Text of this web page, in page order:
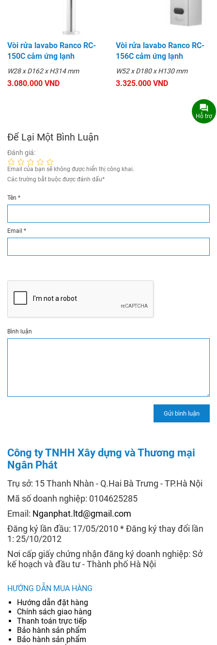
Vòi rửa lavabo Ranco RC-
150C cảm ứng lạnh
W28 x D162 x H314 mm
3.080.000 VND
Vòi rửa lavabo Ranco RC-
156C cảm ứng lạnh
W52 x D180 x H130 mm
3.325.000 VND
Để Lại Một Bình Luận
Đánh giá:
Email của bạn sẽ không được hiển thị công khai.
Các trường bắt buộc được đánh dấu*
Tên *
Email *
Bình luận
Công ty TNHH Xây dựng và Thương mại
Ngân Phát
Trụ sở: 15 Thanh Nhàn - Q.Hai Bà Trưng - TP.Hà Nội
Mã số doanh nghiệp: 0104625285
Email: Nganphat.ltd@gmail.com
Đăng ký lần đầu: 17/05/2010 * Đăng ký thay đổi lần
1: 25/10/2012
Nơi cấp giấy chứng nhận đăng ký doanh nghiệp: Sở
kế hoạch và đầu tư - Thành phố Hà Nội
HƯỚNG DẪN MUA HÀNG
Hướng dẫn đặt hàng
Chính sách giao hàng
Thanh toán trực tiếp
Bảo hành sản phẩm
Bảo hành sản phẩm
Hỗ trợ